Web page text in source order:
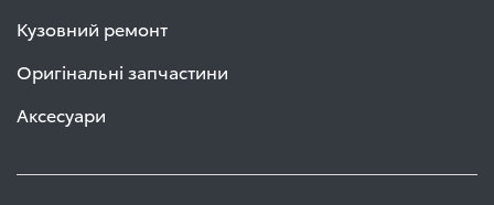
Кузовний ремонт
Оригінальні запчастини
Аксесуари